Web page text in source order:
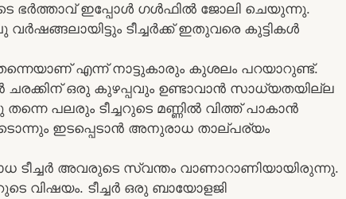
ഭർത്താവ് ഇപ്പോൾ ഗൾഫിൽ ജോലി ചെയുന്നു.
ടീച്ചർക്ക്‌ ഇതുവരെ കുട്ടികൾ
തന്നെയാണ് എന്ന് നാട്ടുകാരും കുശലം പറയാറുണ്ട്.
ഒരു കുഴപ്പവും ഉണ്ടാവാൻ സാധ്യതയില്ല
പലരും ടീച്ചറുടെ മണ്ണിൽ വിത്ത് പാകാൻ
ഇടപ്പെടാൻ അനുരാധ താല്പര്യം
ടീച്ചർ അവരുടെ സ്വന്തം വാണാറാണിയായിരുന്നു.
വിഷയം. ടീച്ചർ ഒരു ബായോളജി